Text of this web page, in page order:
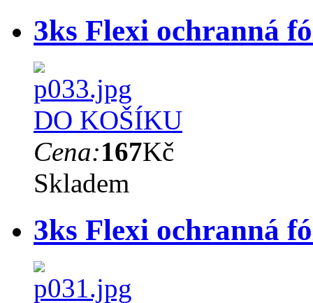
3ks Flexi ochranná
DO KOŠÍKU
Cena:167Kč
Skladem
3ks Flexi ochranná